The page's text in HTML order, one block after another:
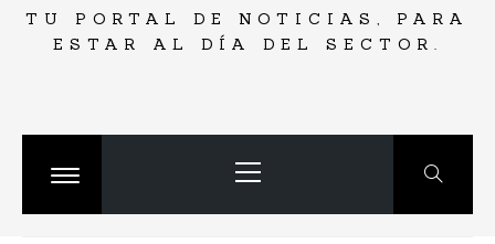
TU PORTAL DE NOTICIAS, PARA
ESTAR AL DÍA DEL SECTOR.
Cambiar
principal